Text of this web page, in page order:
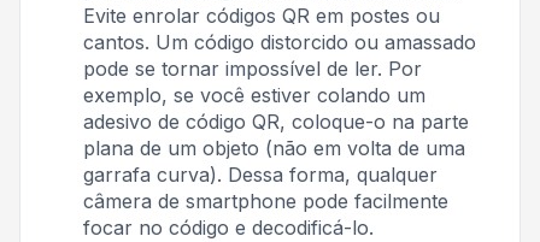
Evite enrolar códigos QR em postes ou
cantos. Um código distorcido ou amassado
pode se tornar impossível de ler. Por
exemplo, se você estiver colando um
adesivo de código QR, coloque-o na parte
plana de um objeto (não em volta de uma
garrafa curva). Dessa forma, qualquer
câmera de smartphone pode facilmente
focar no código e decodificá-lo.